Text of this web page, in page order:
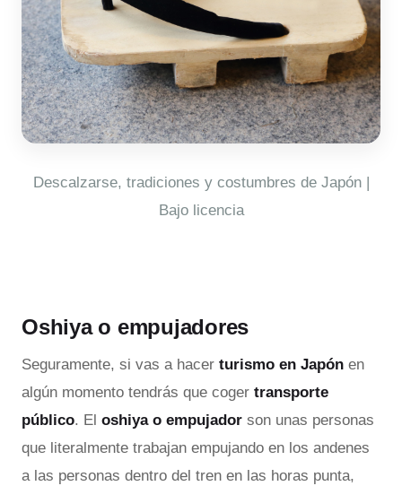
Descalzarse, tradiciones y costumbres de Japón |
Bajo licencia
Oshiya o empujadores
Seguramente, si vas a hacer turismo en Japón en
algún momento tendrás que coger transporte
público. El oshiya o empujador son unas personas
que literalmente trabajan empujando en los andenes
a las personas dentro del tren en las horas punta,